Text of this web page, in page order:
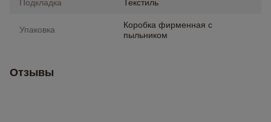
Подкладка Текстиль
Упаковка
Коробка фирменная с
пыльником
Отзывы